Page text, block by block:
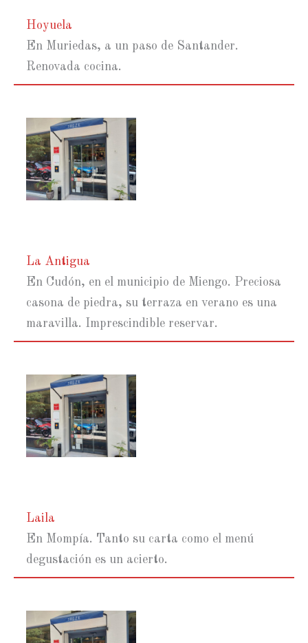
Hoyuela
En Muriedas, a un paso de Santander.
Renovada cocina.
La Antigua
En Cudón, en el municipio de Miengo. Preciosa
casona de piedra, su terraza en verano es una
maravilla. Imprescindible reservar.
Laila
En Mompía. Tanto su carta como el menú
degustación es un acierto.